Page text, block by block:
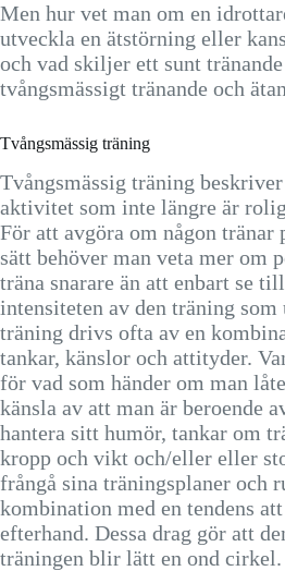
Men hur vet man om en
utveckla en ätstörning eller
och vad skiljer ett sunt
tvångsmässigt tränande och
Tvångsmässig träning
Tvångsmässig träning
aktivitet som inte längre är
För att avgöra om någon tränar
sätt behöver man veta mer om
träna snarare än att enbart se
intensiteten av den träning
träning drivs ofta av en
tankar, känslor och attityder.
för vad som händer om man
känsla av att man är beroende
hantera sitt humör, tankar om
kropp och vikt och/eller eller
frångå sina träningsplaner och
kombination med en tendens
efterhand. Dessa drag gör att
träningen blir lätt en ond cirkel.